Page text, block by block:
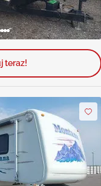
teraz!